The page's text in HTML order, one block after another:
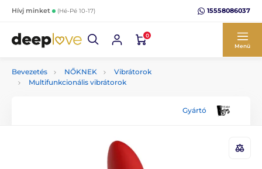
Hívj minket (Hé-Pé 10-17) 15558086037
0
Menü
Bevezetés NŐKNEK
Vibrátorok
Multifunkcionális vibrátorok
Gyártó